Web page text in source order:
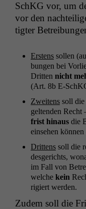
SchKG vor, um
vor den
tigter
Erstens sollen
bun­gen bei
Drit­ten nicht
(Art. 8b
Zweit­ens soll die
gel­tenden Recht
frist hin­aus die
ein­se­hen
Drit­tens soll die
des­gerichts,
im Fall von
welche kein
rigiert werden.
Zudem soll die